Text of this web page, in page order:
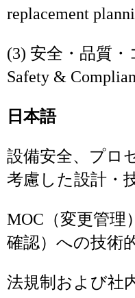
replacement
(3) 安全・品質
Safety &
日本語
設備安全、プロ
考慮した設計・
MOC（変更管理
確認）への技術
法規制および社